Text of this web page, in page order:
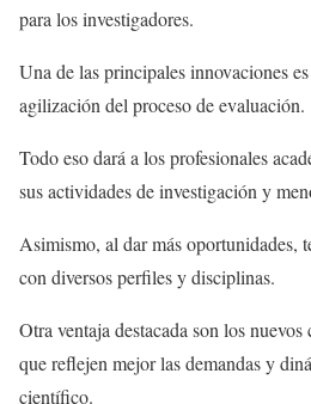
para los investigadores.
Una de las principales innovaciones
agilización del proceso de evaluación.
Todo eso dará a los profesionales
sus actividades de investigación y
Asimismo, al dar más oportunidades,
con diversos perfiles y disciplinas.
Otra ventaja destacada son los
que reflejen mejor las demandas y
científico.